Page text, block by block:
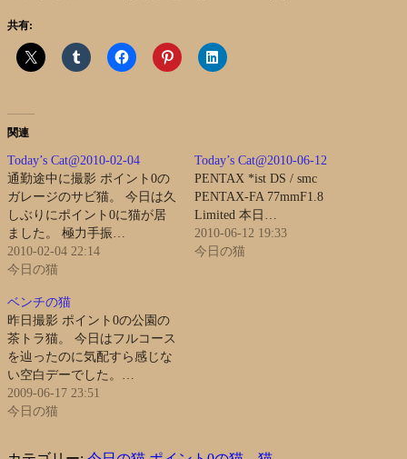
共有:
関連
Today’s Cat@2010-02-04
通勤途中に撮影 ポイント0の
ガレージのサビ猫。 今日は久
しぶりにポイント0に猫が居
ました。 極力手振…
2010-02-04 22:14
今日の猫
Today’s Cat@2010-06-12
PENTAX *ist DS / smc
PENTAX-FA 77mmF1.8
Limited 本日…
2010-06-12 19:33
今日の猫
ベンチの猫
昨日撮影 ポイント0の公園の
茶トラ猫。 今日はフルコース
を辿ったのに気配すら感じな
い空白デーでした。…
2009-06-17 23:51
今日の猫